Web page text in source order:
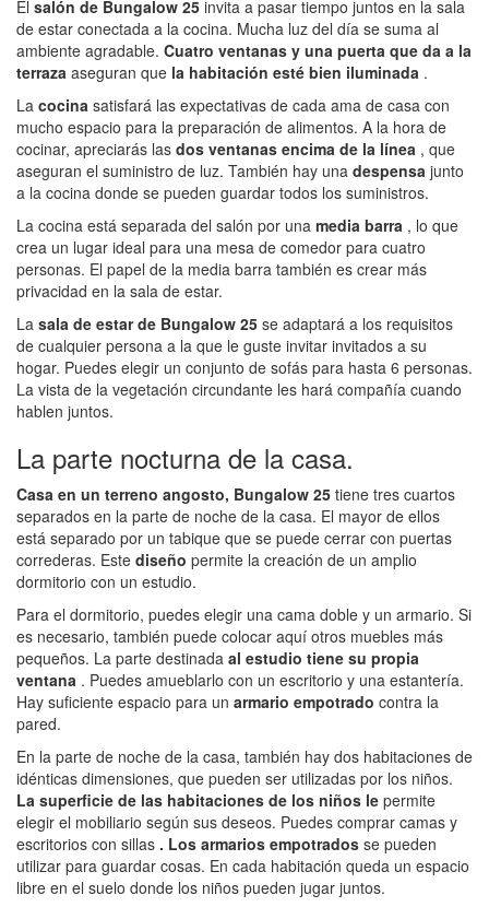
El salón de Bungalow 25 invita a pasar tiempo juntos en la sala
de estar conectada a la cocina. Mucha luz del día se suma al
ambiente agradable. Cuatro ventanas y una puerta que da a la
terraza aseguran que la habitación esté bien iluminada .
La cocina satisfará las expectativas de cada ama de casa con
mucho espacio para la preparación de alimentos. A la hora de
cocinar, apreciarás las dos ventanas encima de la línea , que
aseguran el suministro de luz. También hay una despensa junto
a la cocina donde se pueden guardar todos los suministros.
La cocina está separada del salón por una media barra , lo que
crea un lugar ideal para una mesa de comedor para cuatro
personas. El papel de la media barra también es crear más
privacidad en la sala de estar.
La sala de estar de Bungalow 25 se adaptará a los requisitos
de cualquier persona a la que le guste invitar invitados a su
hogar. Puedes elegir un conjunto de sofás para hasta 6 personas.
La vista de la vegetación circundante les hará compañía cuando
hablen juntos.
La parte nocturna de la casa.
Casa en un terreno angosto, Bungalow 25 tiene tres cuartos
separados en la parte de noche de la casa. El mayor de ellos
está separado por un tabique que se puede cerrar con puertas
correderas. Este diseño permite la creación de un amplio
dormitorio con un estudio.
Para el dormitorio, puedes elegir una cama doble y un armario. Si
es necesario, también puede colocar aquí otros muebles más
pequeños. La parte destinada al estudio tiene su propia
ventana . Puedes amueblarlo con un escritorio y una estantería.
Hay suficiente espacio para un armario empotrado contra la
pared.
En la parte de noche de la casa, también hay dos habitaciones de
idénticas dimensiones, que pueden ser utilizadas por los niños.
La superficie de las habitaciones de los niños le permite
elegir el mobiliario según sus deseos. Puedes comprar camas y
escritorios con sillas . Los armarios empotrados se pueden
utilizar para guardar cosas. En cada habitación queda un espacio
libre en el suelo donde los niños pueden jugar juntos.